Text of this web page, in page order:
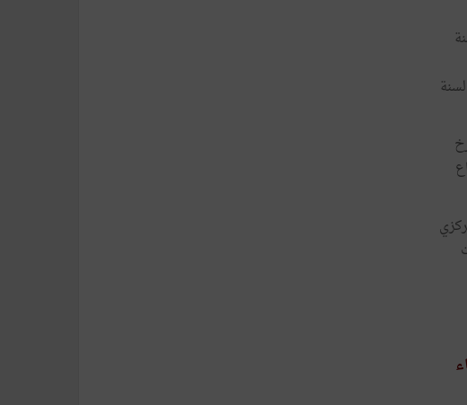
و51 من القانون عدد 54 لسنة
- انتفعت بتدخلات خط اعتماد دعم ودفع المؤسسات الصغرى والمتوسطة المحدث بمقتضى الفصل 14 من القانون عدد 66 لسنة
6 لسنة 2020 المؤرخ